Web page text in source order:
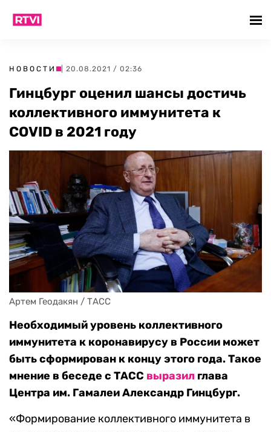
НОВОСТИ | 20.08.2021 / 02:36
Гинцбург оценил шансы достичь
коллективного иммунитета к
COVID в 2021 году
Артем Геодакян / ТАСС
Необходимый уровень коллективного
иммунитета к коронавирусу в России может
быть сформирован к концу этого года. Такое
мнение в беседе с ТАСС выразил глава
Центра им. Гамалеи Александр Гинцбург.
«Формирование коллективного иммунитета в